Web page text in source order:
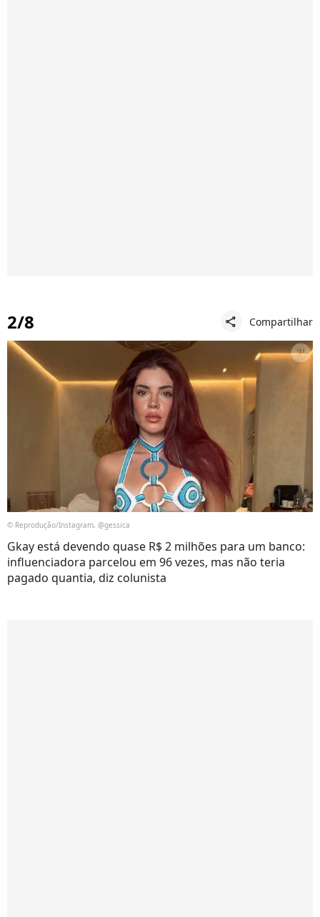
2/8 share Compartilhar
© Reprodução/Instagram, @gessica
Gkay está devendo quase R$ 2 milhões para um banco:
influenciadora parcelou em 96 vezes, mas não teria
pagado quantia, diz colunista